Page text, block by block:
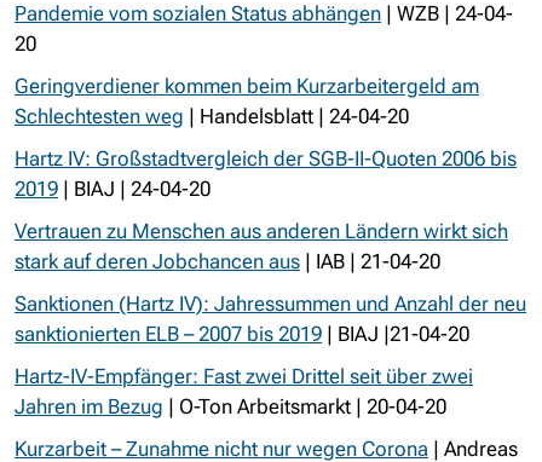
Pandemie vom sozialen Status abhängen | WZB | 24-04-
20
Geringverdiener kommen beim Kurzarbeitergeld am
Schlechtesten weg | Handelsblatt | 24-04-20
Hartz IV: Großstadtvergleich der SGB-II-Quoten 2006 bis
2019 | BIAJ | 24-04-20
Vertrauen zu Menschen aus anderen Ländern wirkt sich
stark auf deren Jobchancen aus | IAB | 21-04-20
Sanktionen (Hartz IV): Jahressummen und Anzahl der neu
sanktionierten ELB – 2007 bis 2019 | BIAJ |21-04-20
Hartz-IV-Empfänger: Fast zwei Drittel seit über zwei
Jahren im Bezug | O-Ton Arbeitsmarkt | 20-04-20
Kurzarbeit – Zunahme nicht nur wegen Corona | Andreas